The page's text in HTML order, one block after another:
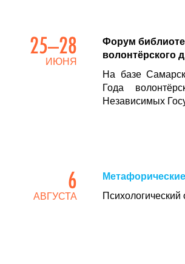
25–28
ИЮНЯ
Форум
волонтёрского
На базе
Года
Независимых
6
АВГУСТА